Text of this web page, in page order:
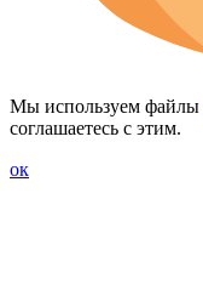
Мы используем файлы
соглашаетесь с этим.
ок